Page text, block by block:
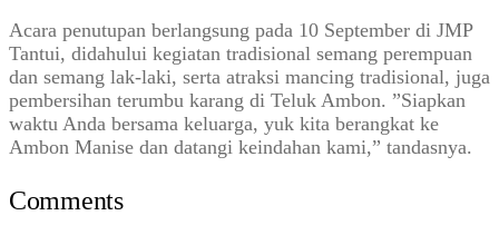
Acara penutupan berlangsung pada 10 September di JMP
Tantui, didahului kegiatan tradisional semang perempuan
dan semang lak-laki, serta atraksi mancing tradisional, juga
pembersihan terumbu karang di Teluk Ambon. ”Siapkan
waktu Anda bersama keluarga, yuk kita berangkat ke
Ambon Manise dan datangi keindahan kami,” tandasnya.
Comments